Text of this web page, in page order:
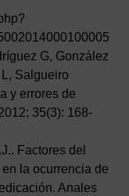
G, González
Salgueiro
y errores de
35(3): 168-
Factores del
la ocurrencia de
Anales